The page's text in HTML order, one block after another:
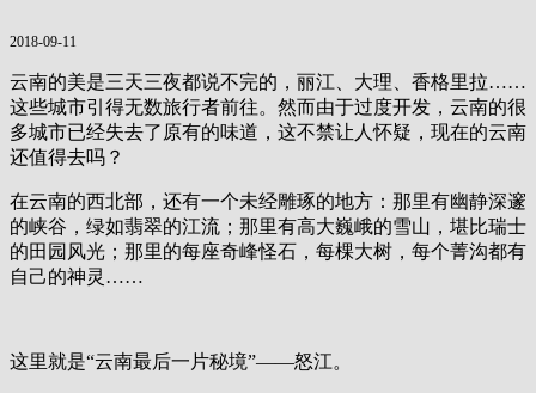
2018-09-11
云南的美是三天三夜都说不完的，丽江、大理、香格里拉……
这些城市引得无数旅行者前往。然而由于过度开发，云南的很
多城市已经失去了原有的味道，这不禁让人怀疑，现在的云南
还值得去吗？
在云南的西北部，还有一个未经雕琢的地方：那里有幽静深邃
的峡谷，绿如翡翠的江流；那里有高大巍峨的雪山，堪比瑞士
的田园风光；那里的每座奇峰怪石，每棵大树，每个菁沟都有
自己的神灵……
这里就是“云南最后一片秘境”——怒江。